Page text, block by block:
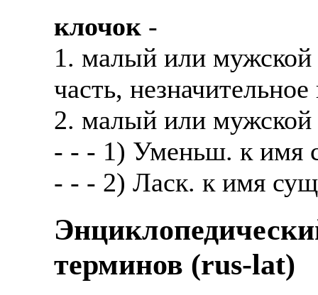
Также смотрите
отправке в другие
А также
рабочий,
стикеровщик.
# работа за границей
# работа за рубежом
# трудоустройство за
# трудоустройство за
В таких банках, как
Промсвязьбанк,
А также в
СДЭК, ПЭК и т.д.
В направлениях: без
консультирование,
клочок -
1. малый или мужской
часть,
2. малый или мужской
- - - 1) Уменьш. к имя
- - - 2) Ласк. к имя
терминов (rus-lat)